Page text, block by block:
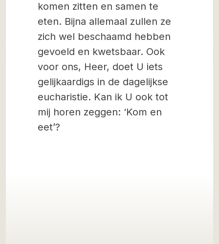
komen zitten en samen te
eten. Bijna allemaal zullen ze
zich wel beschaamd hebben
gevoeld en kwetsbaar. Ook
voor ons, Heer, doet U iets
gelijkaardigs in de dagelijkse
eucharistie. Kan ik U ook tot
mij horen zeggen: ‘Kom en
eet’?